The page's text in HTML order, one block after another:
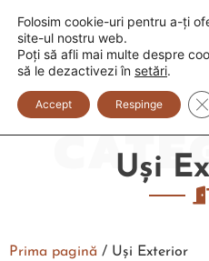
+373 600 888 33
Uși
Prima pagină / Uși Exterior
Folosim cookie-uri pentru a-ți
site-ul nostru web.
Poți să afli mai multe despre
să le dezactivezi în setări.
Accept Respinge